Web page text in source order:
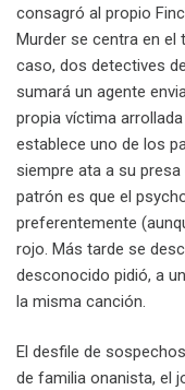
consagró al propio
Murder se centra en el
caso, dos detectives
sumará un agente
propia víctima
establece uno de los
siempre ata a su
patrón es que el
preferentemente
rojo. Más tarde se
desconocido pidió, a
la misma canción.
El desfile de
de familia onanista, el